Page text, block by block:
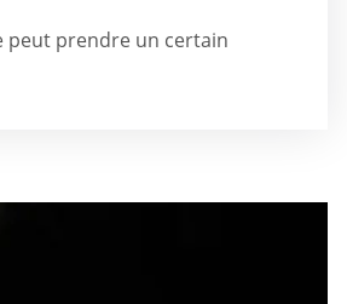
peut prendre un certain